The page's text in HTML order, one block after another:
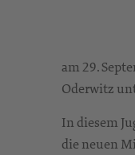
am 29.
Oderwitz
In diesem
die neuen